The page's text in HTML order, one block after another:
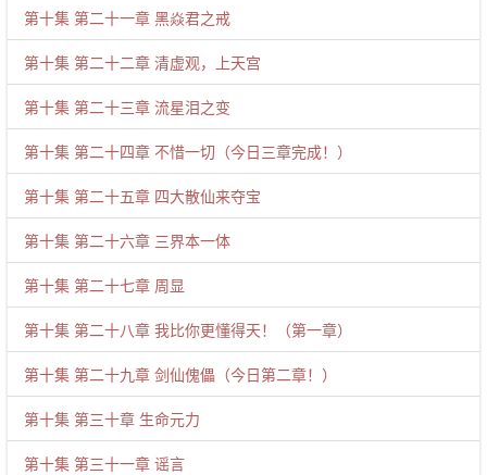
第十集 第二十一章 黑焱君之戒
第十集 第二十二章 清虚观，上天宫
第十集 第二十三章 流星泪之变
第十集 第二十四章 不惜一切（今日三章完成！）
第十集 第二十五章 四大散仙来夺宝
第十集 第二十六章 三界本一体
第十集 第二十七章 周显
第十集 第二十八章 我比你更懂得天！（第一章）
第十集 第二十九章 剑仙傀儡（今日第二章！）
第十集 第三十章 生命元力
第十集 第三十一章 谣言